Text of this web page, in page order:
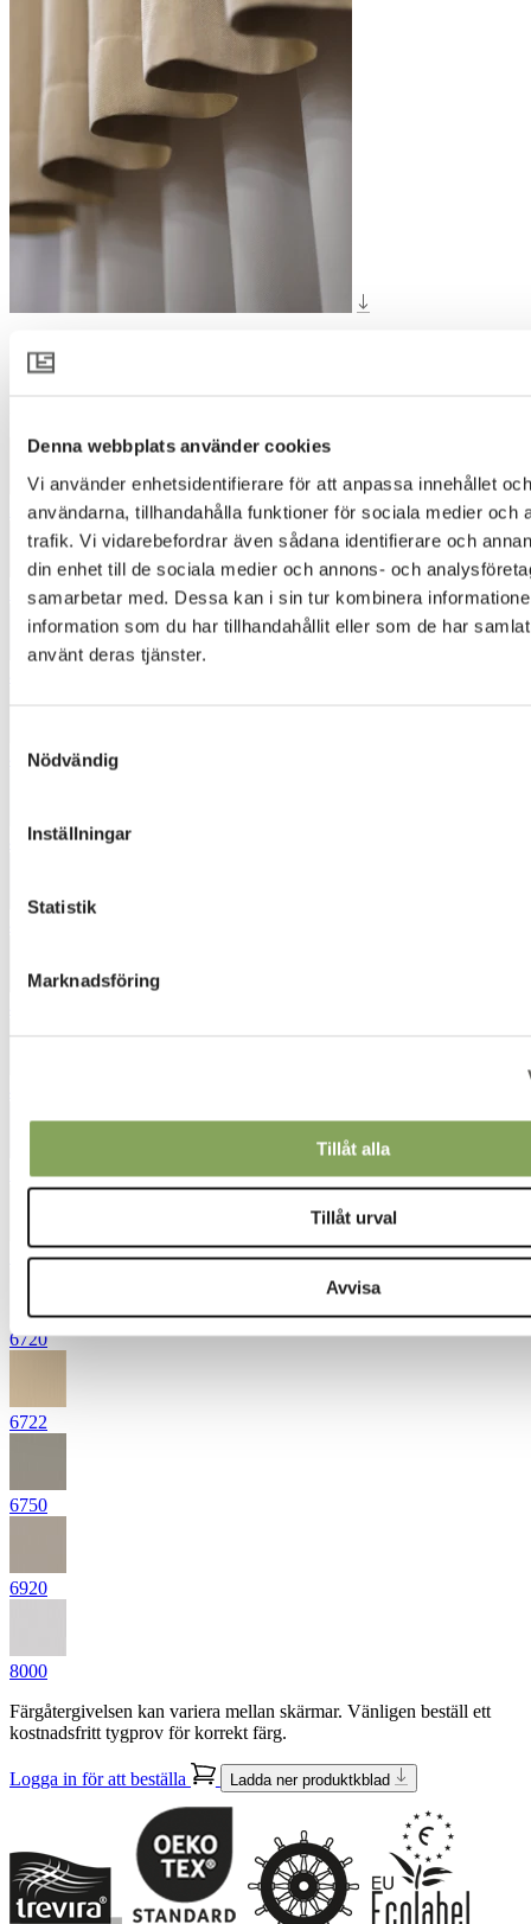
Denna webbplats använder cookies
Vi använder enhetsidentifierare för att anpassa innehållet
användarna, tillhandahålla funktioner för sociala medier och
trafik. Vi vidarebefordrar även sådana identifierare och
din enhet till de sociala medier och annons- och
samarbetar med. Dessa kan i sin tur kombinera
information som du har tillhandahållit eller som de har
använt deras tjänster.
Nödvändig
Inställningar
Statistik
Marknadsföring
Tillåt alla
Tillåt urval
Avvisa
SEAM 4521
3122
3142
4510
4521
5043
5731
6720
6722
6750
6920
8000
Färgåtergivelsen kan variera mellan skärmar. Vänligen beställ ett
kostnadsfritt tygprov för korrekt färg.
Logga in för att beställa Ladda ner produktkblad